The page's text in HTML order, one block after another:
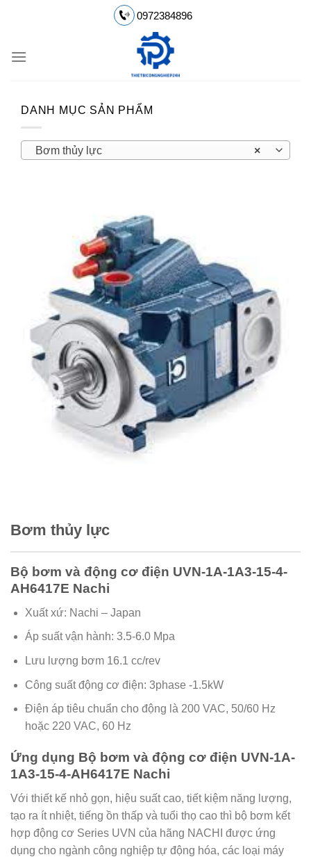
dung
0972384896
DANH MỤC SẢN PHẨM
×
Bơm thủy lực
Bơm thủy lực
Bộ bơm và động cơ điện UVN-1A-1A3-15-4-
AH6417E Nachi
Xuất xứ: Nachi – Japan
Áp suất vận hành: 3.5-6.0 Mpa
Lưu lượng bơm 16.1 cc/rev
Công suất động cơ điện: 3phase -1.5kW
Điện áp tiêu chuẩn cho động là 200 VAC, 50/60 Hz
hoặc 220 VAC, 60 Hz
Ứng dụng Bộ bơm và động cơ điện UVN-1A-
1A3-15-4-AH6417E Nachi
Với thiết kế nhỏ gọn, hiệu suất cao, tiết kiệm năng lượng,
tạo ra ít nhiệt, tiếng ồn thấp và tuổi thọ cao thì bộ bơm kết
hợp động cơ Series UVN của hãng NACHI được ứng
dụng cho ngành công nghiệp tự động hóa, các loại máy